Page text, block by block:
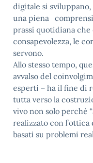
digitale si
una piena
prassi quotidiana che
consapevolezza, le
servono.
Allo stesso tempo,
avvalso del
esperti – ha il fine di
tutta verso la
vivo non solo perché
realizzato con
basati su problemi